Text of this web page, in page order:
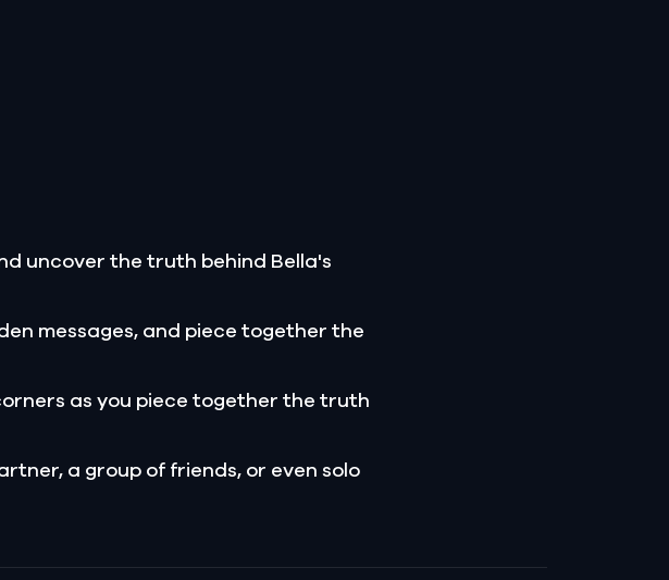
uncover the truth behind Bella's
messages, and piece together the
as you piece together the truth
a group of friends, or even solo